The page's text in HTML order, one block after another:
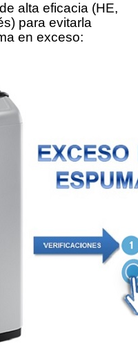
alta eficacia (HE,
para evitarla
en exceso: